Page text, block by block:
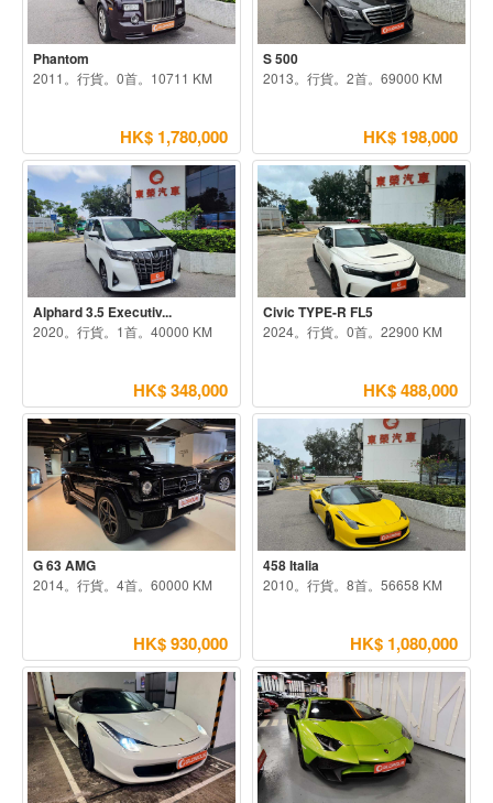
Phantom
2011。行貨。0首。10711 KM
HK$ 1,780,000
S 500
2013。行貨。2首。69000 KM
HK$ 198,000
Alphard 3.5 Executiv...
2020。行貨。1首。40000 KM
HK$ 348,000
Civic TYPE-R FL5
2024。行貨。0首。22900 KM
HK$ 488,000
G 63 AMG
2014。行貨。4首。60000 KM
HK$ 930,000
458 Italia
2010。行貨。8首。56658 KM
HK$ 1,080,000